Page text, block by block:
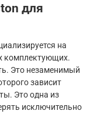
для
на
комплектующих.
Это незаменимый
зависит
Это одна из
исключительно